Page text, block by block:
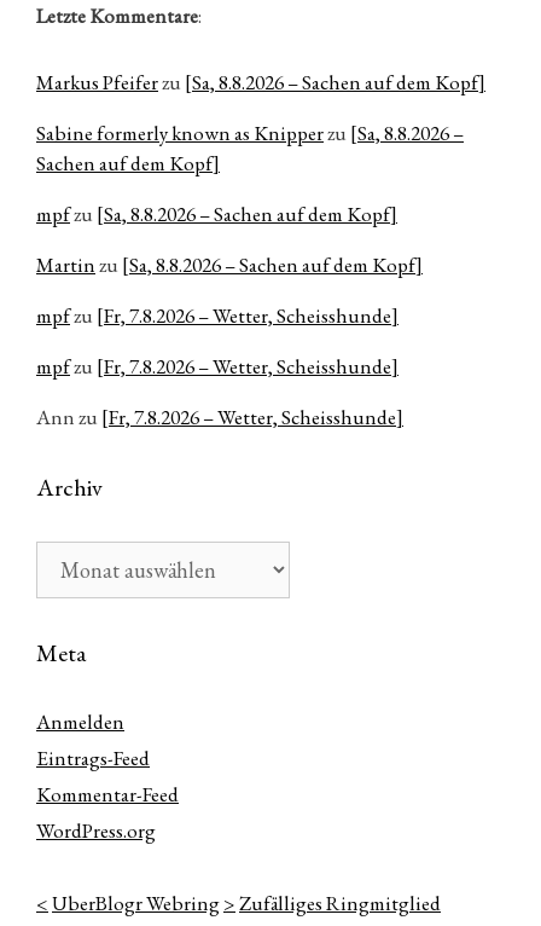
Letzte Kommentare:
Markus Pfeiferzu [Sa, 8.8.2026 – Sachen auf dem Kopf]
Sabine formerly known as Knipperzu [Sa, 8.8.2026 –
Sachen auf dem Kopf]
mpfzu [Sa, 8.8.2026 – Sachen auf dem Kopf]
Martinzu [Sa, 8.8.2026 – Sachen auf dem Kopf]
mpfzu [Fr, 7.8.2026 – Wetter, Scheisshunde]
mpfzu [Fr, 7.8.2026 – Wetter, Scheisshunde]
Annzu [Fr, 7.8.2026 – Wetter, Scheisshunde]
Archiv
Meta
Anmelden
Eintrags-Feed
Kommentar-Feed
WordPress.org
<UberBlogr Webring>Zufälliges Ringmitglied